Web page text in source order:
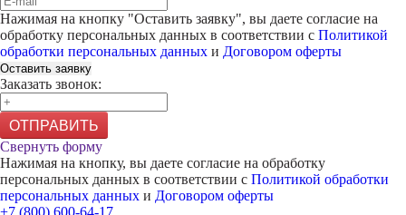
Нажимая на кнопку "Оставить заявку", вы даете согласие на
обработку персональных данных в соответствии с Политикой
обработки персональных данных и Договором оферты
Оставить заявку
Заказать звонок:
ОТПРАВИТЬ
Свернуть форму
Нажимая на кнопку, вы даете согласие на обработку
персональных данных в соответствии с Политикой обработки
персональных данных и Договором оферты
+7 (800) 600-64-17